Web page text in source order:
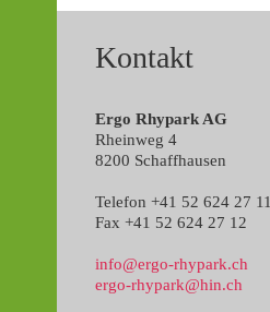
Kontakt
Ergo Rhypark AG
Rheinweg 4
8200 Schaffhausen
Telefon +41 52 624 27 11
Fax +41 52 624 27 12
info@ergo-rhypark.ch
ergo-rhypark@hin.ch